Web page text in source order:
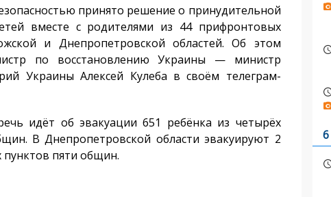
принято решение о принудительной
вместе с родителями из 44 прифронтовых
и Днепропетровской областей. Об этом
по восстановлению Украины — министр
Украины Алексей Кулеба в своём телеграм-
идёт об эвакуации 651 ребёнка из четырёх
В Днепропетровской области эвакуируют 2
пунктов пяти общин.